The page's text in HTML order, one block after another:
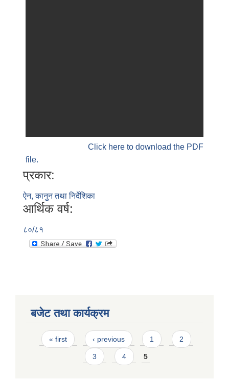
Click here to download the PDF
file.
प्रकार:
ऐन, कानुन तथा निर्देशिका
आर्थिक वर्ष:
८०/८१
बजेट तथा कार्यक्रम
Pages
« first ‹ previous 1 2
3 4 5